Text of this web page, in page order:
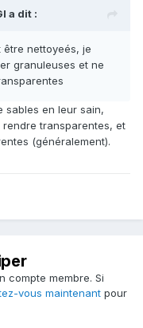
a dit :
nettoyeés, je
granuleuses et ne
sables en leur sain,
transparentes, et
(généralement).
compte membre. Si
vous maintenant pour